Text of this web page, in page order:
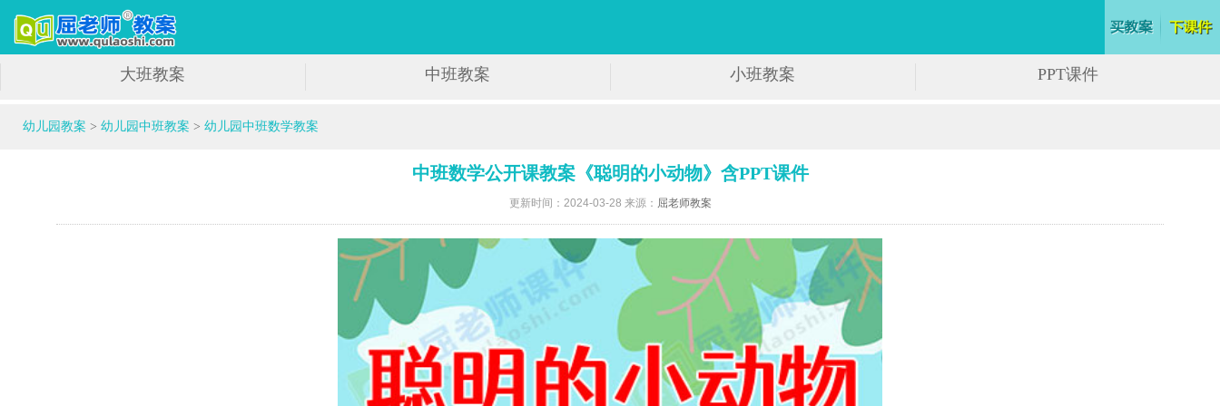
大班教案 中班教案 小班教案 PPT课件
幼儿园教案 > 幼儿园中班教案 > 幼儿园中班数学教案
中班数学公开课教案《聪明的小动物》含PPT课件
更新时间：2024-03-28 来源： 屈老师教案